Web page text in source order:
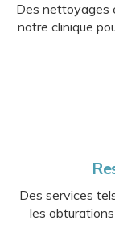
Des nettoyages
notre clinique
Des services
les